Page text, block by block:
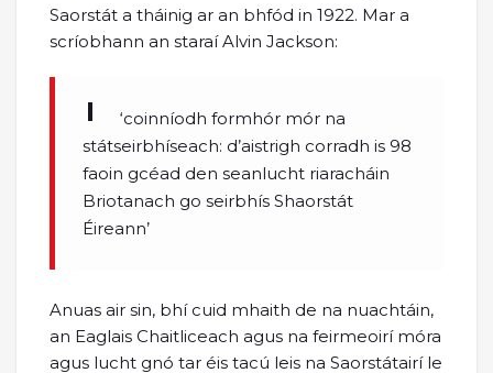
Saorstát a tháinig ar an bhfód in 1922. Mar a
scríobhann an staraí Alvin Jackson:
‘coinníodh formhór mór na
státseirbhíseach: d’aistrigh corradh is 98
faoin gcéad den seanlucht riaracháin
Briotanach go seirbhís Shaorstát
Éireann’
Anuas air sin, bhí cuid mhaith de na nuachtáin,
an Eaglais Chaitliceach agus na feirmeoirí móra
agus lucht gnó tar éis tacú leis na Saorstátairí le